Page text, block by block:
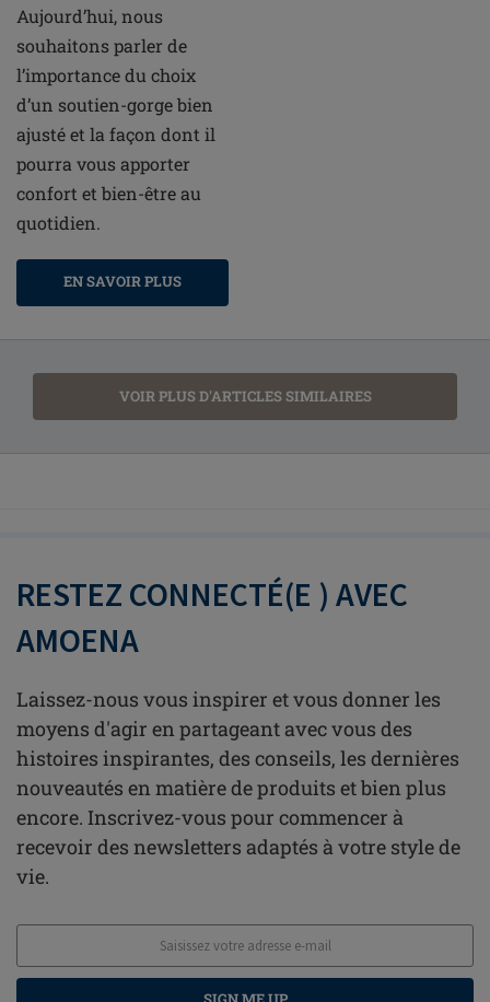
Aujourd’hui, nous
souhaitons parler de
l’importance du choix
d’un soutien-gorge bien
ajusté et la façon dont il
pourra vous apporter
confort et bien-être au
quotidien.
EN SAVOIR PLUS
VOIR PLUS D'ARTICLES SIMILAIRES
RESTEZ CONNECTÉ(E ) AVEC
AMOENA
Laissez-nous vous inspirer et vous donner les
moyens d'agir en partageant avec vous des
histoires inspirantes, des conseils, les dernières
nouveautés en matière de produits et bien plus
encore. Inscrivez-vous pour commencer à
recevoir des newsletters adaptés à votre style de
vie.